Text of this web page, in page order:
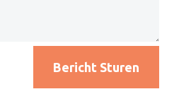
Bericht Sturen